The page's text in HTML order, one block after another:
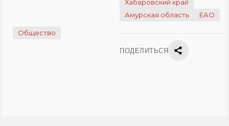
Хабаровский край
Амурская область
ЕАО
Общество
ПОДЕЛИТЬСЯ